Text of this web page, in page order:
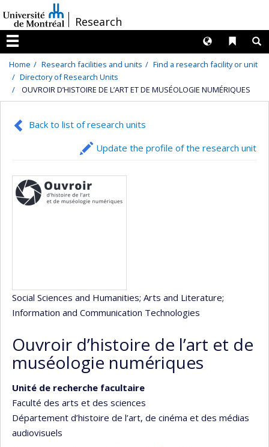
au
contenu
/Research
Menu
Liens
Langues
Home Research facilities and units
Find a research facility or unit
Directory of Research Units
OUVROIR D’HISTOIRE DE L’ART ET DE MUSÉOLOGIE NUMÉRIQUES
Back to list of research units
Update the profile of the research unit
Social Sciences and Humanities; Arts and Literature;
Information and Communication Technologies
Ouvroir d’histoire de l’art et de
muséologie numériques
Unité de recherche facultaire
Faculté des arts et des sciences
Département d’histoire de l’art, de cinéma et des médias
audiovisuels